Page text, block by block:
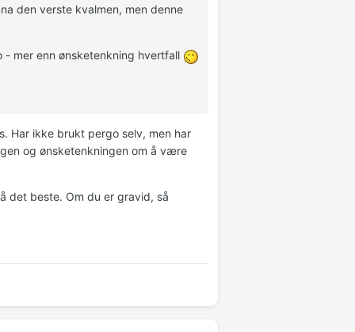
den verste kvalmen, men denne
mer enn ønsketenkning hvertfall
Har ikke brukt pergo selv, men har
og ønsketenkningen om å være
det beste. Om du er gravid, så